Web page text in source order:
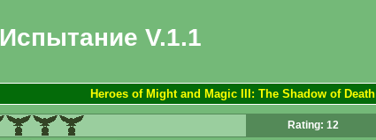
Испытание V.1.1
Heroes of Might and Magic III: The Shadow of Death
Rating: 12